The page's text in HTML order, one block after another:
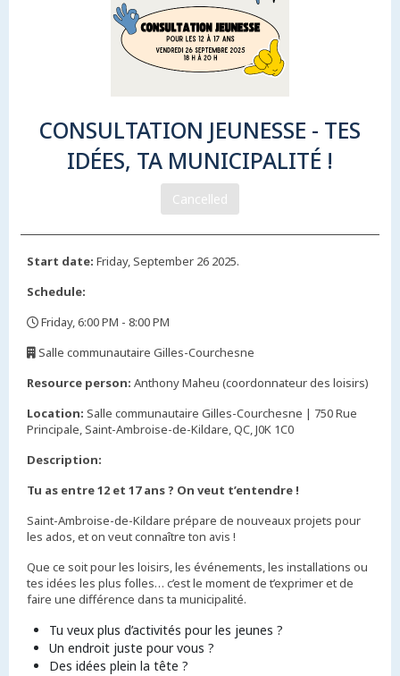
CONSULTATION JEUNESSE - TES
IDÉES, TA MUNICIPALITÉ !
Cancelled
Start date: Friday, September 26 2025.
Schedule:
Friday, 6:00 PM - 8:00 PM
Salle communautaire Gilles-Courchesne
Resource person: Anthony Maheu (coordonnateur des loisirs)
Location: Salle communautaire Gilles-Courchesne | 750 Rue
Principale, Saint-Ambroise-de-Kildare, QC, J0K 1C0
Description:
Tu as entre 12 et 17 ans ? On veut t’entendre !
Saint-Ambroise-de-Kildare prépare de nouveaux projets pour
les ados, et on veut connaître ton avis !
Que ce soit pour les loisirs, les événements, les installations ou
tes idées les plus folles… c’est le moment de t’exprimer et de
faire une différence dans ta municipalité.
Tu veux plus d’activités pour les jeunes ?
Un endroit juste pour vous ?
Des idées plein la tête ?